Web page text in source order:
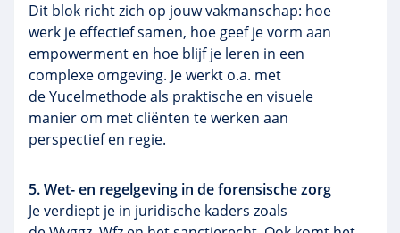
Dit blok richt zich op jouw vakmanschap: hoe
werk je effectief samen, hoe geef je vorm aan
empowerment en hoe blijf je leren in een
complexe omgeving. Je werkt o.a. met
de Yucelmethode als praktische en visuele
manier om met cliënten te werken aan
perspectief en regie.
5. Wet- en regelgeving in de forensische zorg
Je verdiept je in juridische kaders zoals